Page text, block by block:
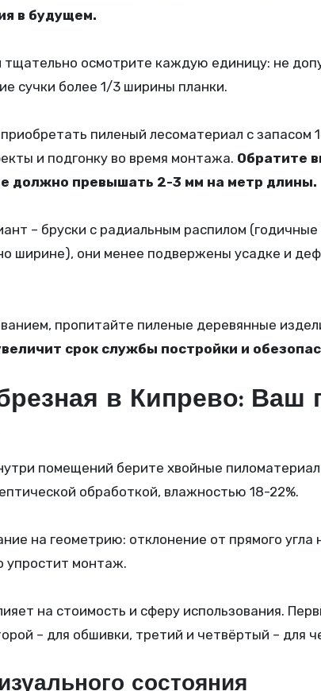
в будущем.
тщательно осмотрите каждую единицу: не
сучки более 1/3 ширины планки.
пиленый лесоматериал с запасом
и подгонку во время монтажа. Обратите
должно превышать 2-3 мм на метр длины.
– бруски с радиальным распилом
ширине), они менее подвержены усадке и
пропитайте пиленые деревянные
срок службы постройки и
в Кипрево: Ваш
помещений берите хвойные
обработкой, влажностью 18-22%.
на геометрию: отклонение от прямого
упростит монтаж.
на стоимость и сферу использования.
– для обшивки, третий и четвёртый – для
состояния